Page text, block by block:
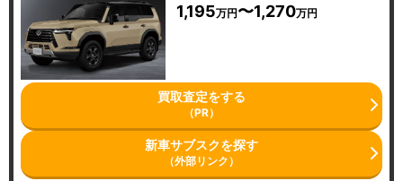
1,195万円〜1,270万円
買取査定をする
（PR）
新車サブスクを探す
（外部リンク）